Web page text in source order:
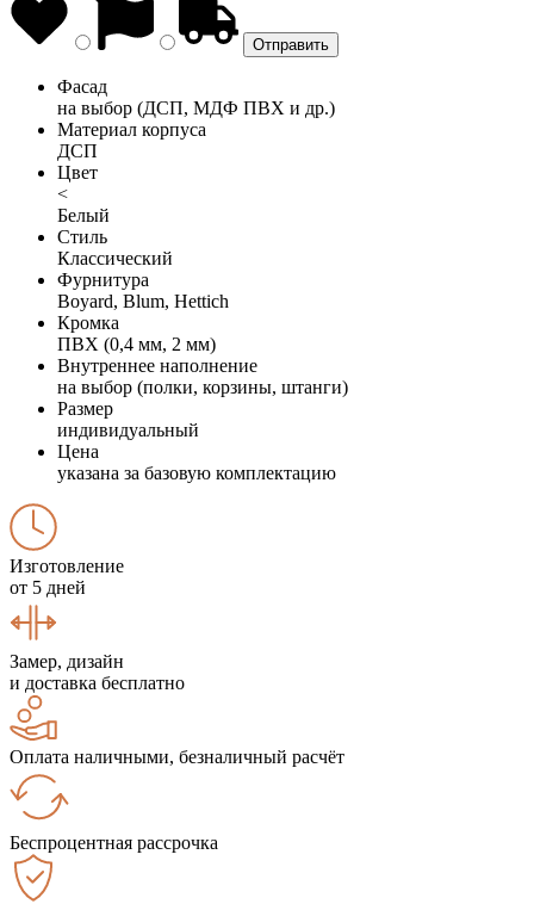
Фасад
на выбор (ДСП, МДФ ПВХ и др.)
Материал корпуса
ДСП
Цвет
<
Белый
Стиль
Классический
Фурнитура
Boyard, Blum, Hettich
Кромка
ПВХ (0,4 мм, 2 мм)
Внутреннее наполнение
на выбор (полки, корзины, штанги)
Размер
индивидуальный
Цена
указана за базовую комплектацию
Изготовление
от 5 дней
Замер, дизайн
и доставка бесплатно
Оплата наличными, безналичный расчёт
Беспроцентная рассрочка